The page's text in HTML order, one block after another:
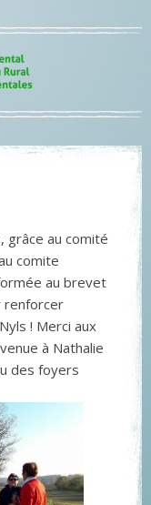
grâce au comité
comite
au brevet
renforcer
! Merci aux
à Nathalie
des foyers